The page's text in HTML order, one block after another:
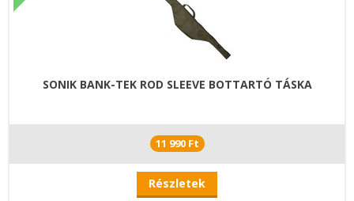
SONIK BANK-TEK ROD SLEEVE BOTTARTÓ TÁSKA
11 990 Ft
Részletek